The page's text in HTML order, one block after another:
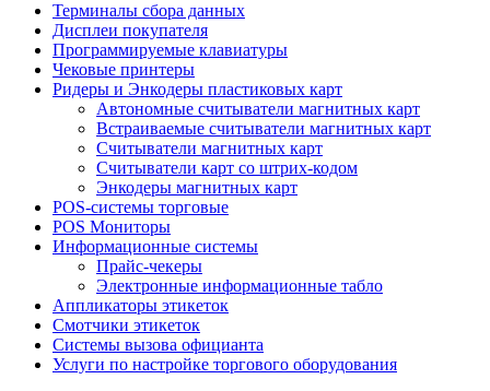
Терминалы сбора данных
Дисплеи покупателя
Программируемые клавиатуры
Чековые принтеры
Ридеры и Энкодеры пластиковых карт
Автономные считыватели магнитных карт
Встраиваемые считыватели магнитных карт
Считыватели магнитных карт
Считыватели карт со штрих-кодом
Энкодеры магнитных карт
POS-системы торговые
POS Мониторы
Информационные системы
Прайс-чекеры
Электронные информационные табло
Аппликаторы этикеток
Смотчики этикеток
Системы вызова официанта
Услуги по настройке торгового оборудования